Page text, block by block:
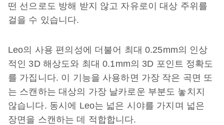
떤 선으로도 방해 받지 않고 자유로이 대상 주위를
걸을 수 있습니다.
Leo의 사용 편의성에 더불어 최대 0.25mm의 인상
적인 3D 해상도와 최대 0.1mm의 3D 포인트 정확도
를 가집니다. 이 기능을 사용하면 가장 작은 곡면 또
는 스캔하는 대상의 가장 날카로운 부분도 놓치지
않습니다. 동시에 Leo는 넓은 시야를 가지며 넓은
장면을 스캔하는 데 적합합니다.